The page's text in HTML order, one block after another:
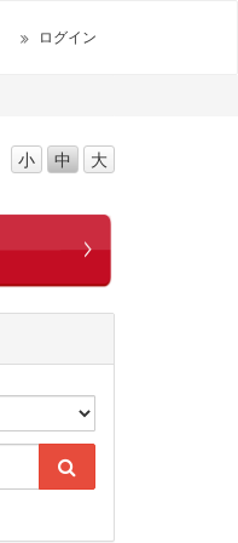
ログイン
小 中 大